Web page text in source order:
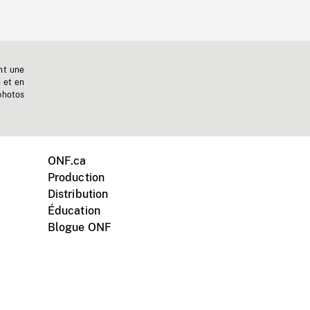
une
et en
ONF.ca
Production
Distribution
Éducation
Blogue ONF